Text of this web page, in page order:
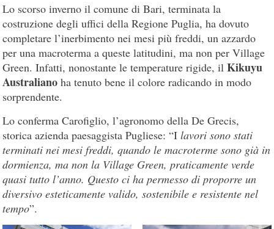
Lo scorso inverno il comune di Bari, terminata la
costruzione degli uffici della Regione Puglia, ha dovuto
completare l’inerbimento nei mesi più freddi, un azzardo
per una macroterma a queste latitudini, ma non per Village
Green. Infatti, nonostante le temperature rigide, ilKikuyu
Australiano ha tenuto bene il colore radicando in modo
sorprendente.
Lo conferma Carofiglio, l’agronomo della De Grecis,
storica azienda paesaggista Pugliese: “I lavori sono stati
terminati nei mesi freddi, quando le macroterme sono già in
dormienza, ma non la Village Green, praticamente verde
quasi tutto l’anno. Questo ci ha permesso di proporre un
diversivo esteticamente valido, sostenibile e resistente nel
tempo”.